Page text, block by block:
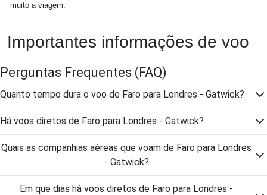
muito a viagem.
Importantes informações de voo
Perguntas Frequentes (FAQ)
Quanto tempo dura o voo de Faro para Londres - Gatwick?
Há voos diretos de Faro para Londres - Gatwick?
Quais as companhias aéreas que voam de Faro para Londres
- Gatwick?
Em que dias há voos diretos de Faro para Londres -